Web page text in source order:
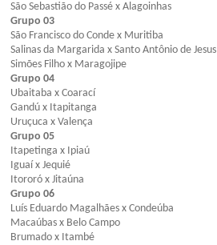
São Sebastião do Passé x Alagoinhas
Grupo 03
São Francisco do Conde x Muritiba
Salinas da Margarida x Santo Antônio de Jesus
Simões Filho x Maragojipe
Grupo 04
Ubaitaba x Coarací
Gandú x Itapitanga
Uruçuca x Valença
Grupo 05
Itapetinga x Ipiaú
Iguaí x Jequié
Itororó x Jitaúna
Grupo 06
Luís Eduardo Magalhães x Condeúba
Macaúbas x Belo Campo
Brumado x Itambé